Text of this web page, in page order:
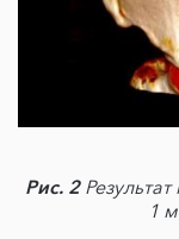
Рис. 2
1